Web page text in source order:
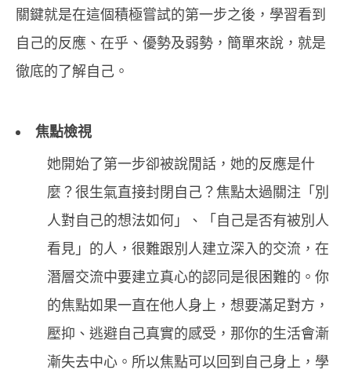
關鍵就是在這個積極嘗試的第一步之後，學習看到
自己的反應、在乎、優勢及弱勢，簡單來說，就是
徹底的了解自己。
焦點檢視
她開始了第一步卻被說閒話，她的反應是什
麼？很生氣直接封閉自己？焦點太過關注「別
人對自己的想法如何」、「自己是否有被別人
看見」的人，很難跟別人建立深入的交流，在
潛層交流中要建立真心的認同是很困難的。你
的焦點如果一直在他人身上，想要滿足對方，
壓抑、逃避自己真實的感受，那你的生活會漸
漸失去中心。所以焦點可以回到自己身上，學